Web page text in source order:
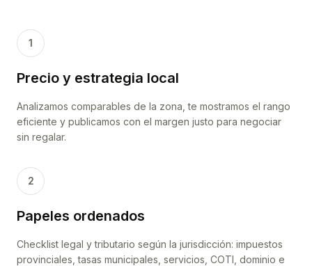
1
Precio y estrategia local
Analizamos comparables de la zona, te mostramos el rango
eficiente y publicamos con el margen justo para negociar
sin regalar.
2
Papeles ordenados
Checklist legal y tributario según la jurisdicción: impuestos
provinciales, tasas municipales, servicios, COTI, dominio e